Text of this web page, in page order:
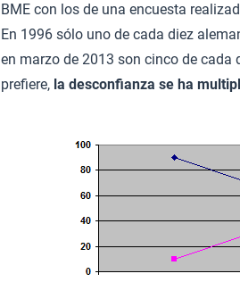
BME con los de una encuesta
En 1996 sólo uno de cada diez
en marzo de 2013 son cinco de cada
prefiere, la desconfianza se ha